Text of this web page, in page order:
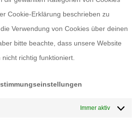
Cookie-Erklärung beschrieben zu
Verwendung von Cookies über deinen
bitte beachte, dass unsere Website
richtig funktioniert.
Immer aktiv